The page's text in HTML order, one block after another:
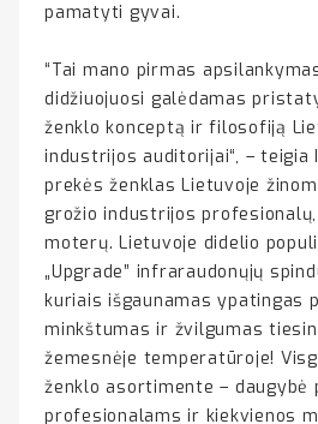
pamatyti gyvai.
“Tai mano pirmas
didžiuojuosi galėdamas
ženklo konceptą ir filosofiją
industrijos auditorijai“, – teigia
prekės ženklas Lietuvoje
grožio industrijos
moterų. Lietuvoje didelio
„Upgrade” infraraudonųjų
kuriais išgaunamas ypatingas
minkštumas ir žvilgumas
žemesnėje temperatūroje!
ženklo asortimente – daugybė
profesionalams ir kiekvienos